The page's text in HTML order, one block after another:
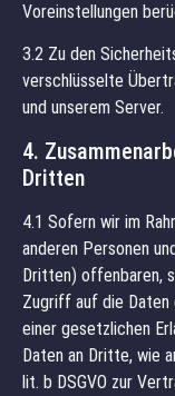
Voreinstellungen
3.2 Zu den
verschlüsselte
und unserem Server.
4.
Dritten
4.1 Sofern wir im
anderen Personen
Dritten) offenbaren,
Zugriff auf die Daten
einer gesetzlichen
Daten an Dritte, wie
lit. b DSGVO zur